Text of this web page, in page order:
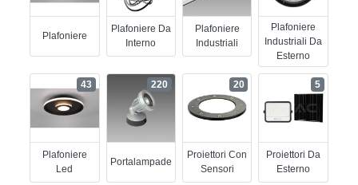
Plafoniere
Plafoniere Da
Interno
Plafoniere
Industriali
Plafoniere
Industriali Da
Esterno
Plafoniere
Led
43
Portalampade
220
Proiettori Con
Sensori
20
Proiettori Da
Esterno
5